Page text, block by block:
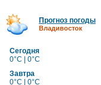
Прогноз погоды
Владивосток
Сегодня
0°C | 0°C
Завтра
0°C | 0°C